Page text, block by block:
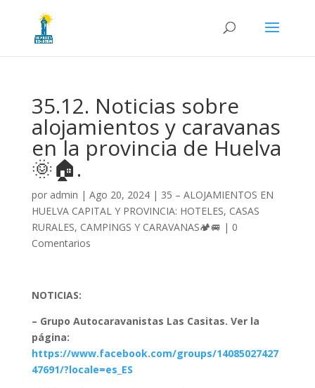
35.12. Noticias sobre
alojamientos y caravanas
en la provincia de Huelva
🌞🏠.
por admin | Ago 20, 2024| 35 – ALOJAMIENTOS EN
HUELVA CAPITAL Y PROVINCIA: HOTELES, CASAS
RURALES, CAMPINGS Y CARAVANAS🏕️🚐 | 0
Comentarios
NOTICIAS:
– Grupo Autocaravanistas Las Casitas. Ver la
página:
https://www.facebook.com/groups/14085027427
47691/?locale=es_ES